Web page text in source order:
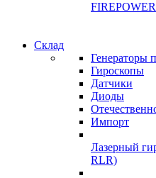
Склад
Генераторы
Гироскопы
Датчики
Диоды
Импорт
Лазерный
RLR)